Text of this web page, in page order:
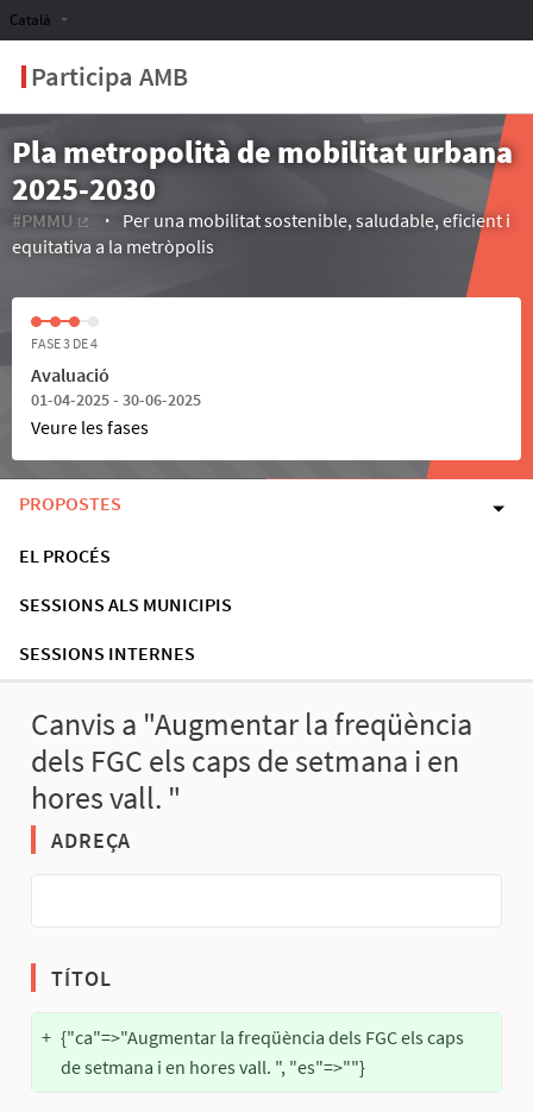
Participa AMB
Català
Pla metropolità de mobilitat urbana
2025-2030
#PMMU
(Enllaç extern)
Per una mobilitat sostenible, saludable, eficient i
equitativa a la metròpolis
FASE 3 DE 4
Avaluació
01-04-2025 - 30-06-2025
Veure les fases
PROPOSTES
EL PROCÉS
SESSIONS ALS MUNICIPIS
SESSIONS INTERNES
Canvis a "Augmentar la freqüència
dels FGC els caps de setmana i en
hores vall. "
ADREÇA
TÍTOL
+ {"ca"=>"Augmentar la freqüència dels FGC els caps
de setmana i en hores vall. ", "es"=>""}